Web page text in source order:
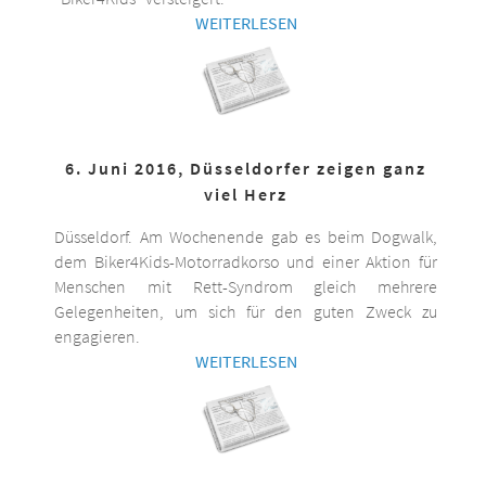
WEITERLESEN
6. Juni 2016, Düsseldorfer zeigen ganz
viel Herz
Düsseldorf. Am Wochenende gab es beim Dogwalk,
dem Biker4Kids-Motorradkorso und einer Aktion für
Menschen mit Rett-Syndrom gleich mehrere
Gelegenheiten, um sich für den guten Zweck zu
engagieren.
WEITERLESEN